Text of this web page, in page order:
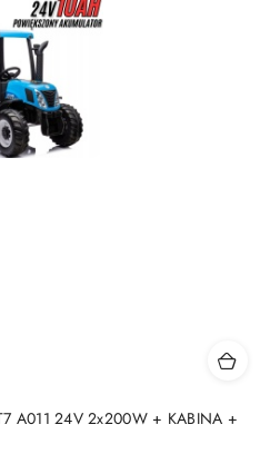
A011 24V 2x200W + KABINA +